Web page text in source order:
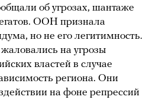
об угрозах, шантаже
ООН признала
но не его легитимность.
на угрозы
властей в случае
региона. Они
на фоне репрессий